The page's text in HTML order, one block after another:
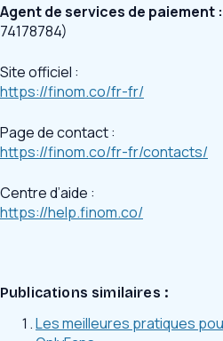
Agent de services de paiement :
74178784)
Site officiel :
https://finom.co/fr-fr/
Page de contact :
https://finom.co/fr-fr/contacts/
Centre d’aide :
https://help.finom.co/
Publications similaires :
Les meilleures pratiques